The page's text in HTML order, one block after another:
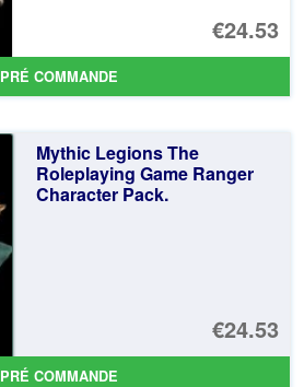
€24.53
PRÉ COMMANDE
Mythic Legions The
Roleplaying Game Ranger
Character Pack.
€24.53
PRÉ COMMANDE